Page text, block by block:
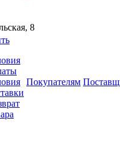
8
Покупателям